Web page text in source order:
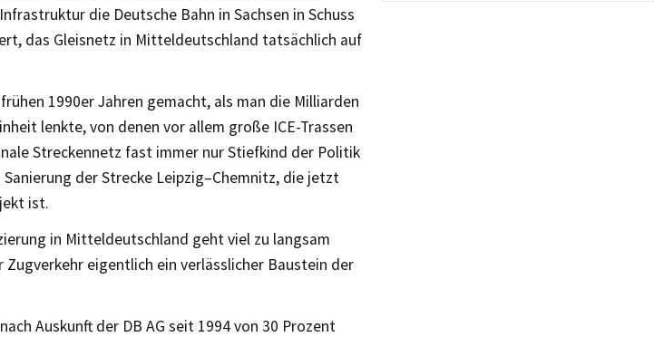
die Deutsche Bahn in Sachsen in Schuss
das Gleisnetz in Mitteldeutschland tatsächlich auf
1990er Jahren gemacht, als man die Milliarden
lenkte, von denen vor allem große ICE-Trassen
Streckennetz fast immer nur Stiefkind der Politik
der Strecke Leipzig–Chemnitz, die jetzt
ist.
in Mitteldeutschland geht viel zu langsam
eigentlich ein verlässlicher Baustein der
Auskunft der DB AG seit 1994 von 30 Prozent